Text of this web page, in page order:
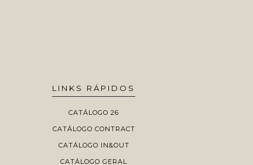
LINKS RÁPIDOS
CATÁLOGO 26
CATÁLOGO CONTRACT
CATÁLOGO IN&OUT
CATÁLOGO GERAL